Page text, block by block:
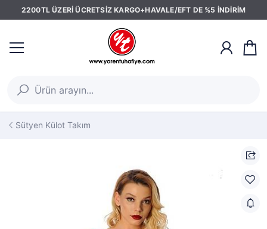
2200TL ÜZERİ ÜCRETSİZ KARGO+HAVALE/EFT DE %5 İNDİRİM
Sütyen Külot Takım